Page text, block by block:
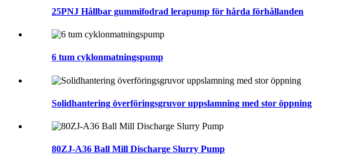
25PNJ Hållbar gummifodrad lerapump för hårda förhållanden
6 tum cyklonmatningspump
Solidhantering överföringsgruvor uppslamning med stor öppning
80ZJ-A36 Ball Mill Discharge Slurry Pump